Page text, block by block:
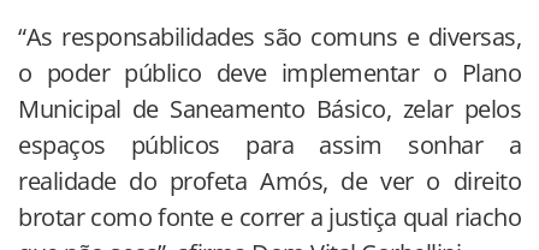
“As responsabilidades são comuns e diversas,
o poder público deve implementar o Plano
Municipal de Saneamento Básico, zelar pelos
espaços públicos para assim sonhar a
realidade do profeta Amós, de ver o direito
brotar como fonte e correr a justiça qual riacho